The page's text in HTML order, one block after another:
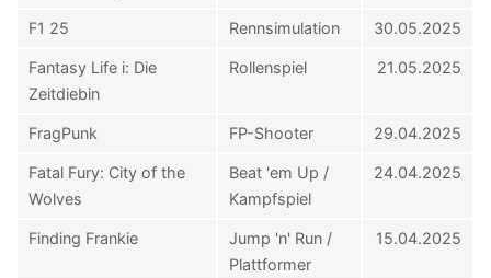
F1 25 Rennsimulation 30.05.2025
Fantasy Life i: Die
Zeitdiebin
Rollenspiel 21.05.2025
FragPunk FP-Shooter 29.04.2025
Fatal Fury: City of the
Wolves
Beat 'em Up /
Kampfspiel
24.04.2025
Finding Frankie
Jump 'n' Run /
Plattformer
15.04.2025